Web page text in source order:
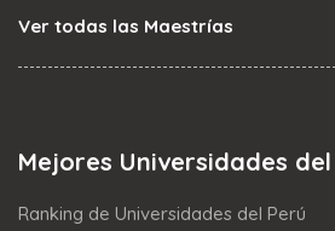
Ver todas las Maestrías
Mejores Universidades del
Ranking de Universidades del Perú